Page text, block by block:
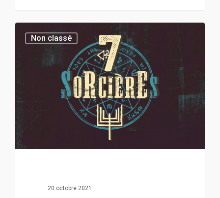
Non classé
20 octobre 2021
0